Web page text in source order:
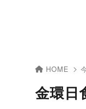
HOME
金環日